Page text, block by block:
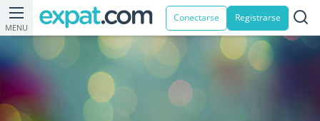
MENU
Conectarse Registrarse